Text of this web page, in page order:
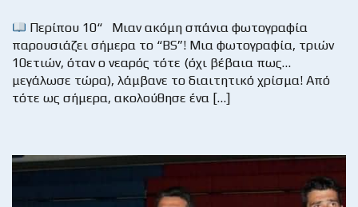
Περίπου 10“ Μιαν ακόμη σπάνια φωτογραφία
παρουσιάζει σήμερα το “BS”! Μια φωτογραφία, τριών
10ετιών, όταν ο νεαρός τότε (όχι βέβαια πως…
μεγάλωσε τώρα), λάμβανε το διαιτητικό χρίσμα! Από
τότε ως σήμερα, ακολούθησε ένα […]